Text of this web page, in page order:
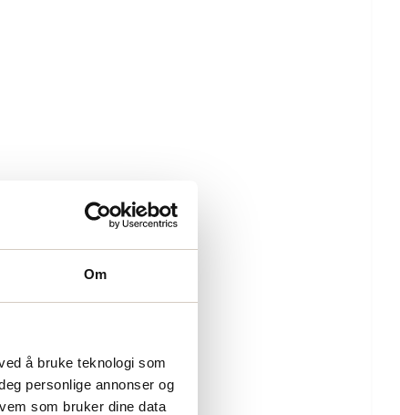
Om
å bruke teknologi som
personlige annonser og
som bruker dine data